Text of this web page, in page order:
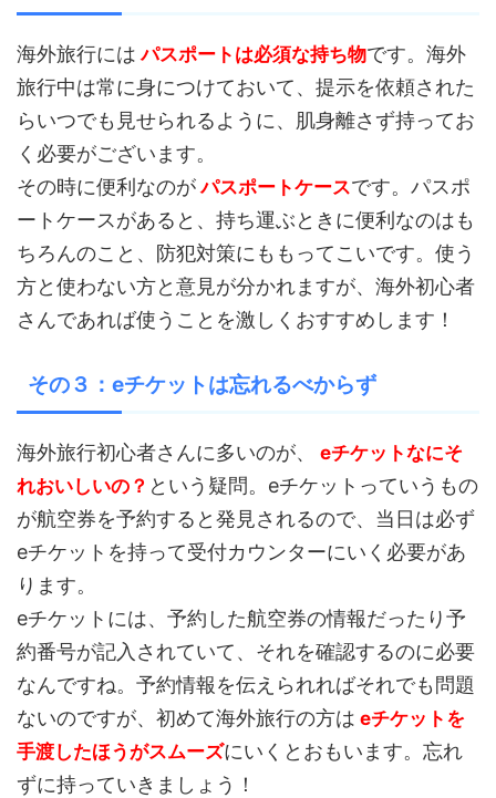
海外旅行には パスポートは必須な持ち物です。海外
旅行中は常に身につけておいて、提示を依頼された
らいつでも見せられるように、肌身離さず持ってお
く必要がございます。
その時に便利なのがパスポートケースです。パスポ
ートケースがあると、持ち運ぶときに便利なのはも
ちろんのこと、防犯対策にももってこいです。使う
方と使わない方と意見が分かれますが、海外初心者
さんであれば使うことを激しくおすすめします！
その３：eチケットは忘れるべからず
海外旅行初心者さんに多いのが、
eチケットなにそ
れおいしいの？ という疑問。eチケットっていうもの
が航空券を予約すると発見されるので、当日は必ず
eチケットを持って受付カウンターにいく必要があ
ります。
eチケットには、予約した航空券の情報だったり予
約番号が記入されていて、それを確認するのに必要
なんですね。予約情報を伝えられればそれでも問題
ないのですが、初めて海外旅行の方は eチケットを
手渡したほうがスムーズにいくとおもいます。忘れ
ずに持っていきましょう！